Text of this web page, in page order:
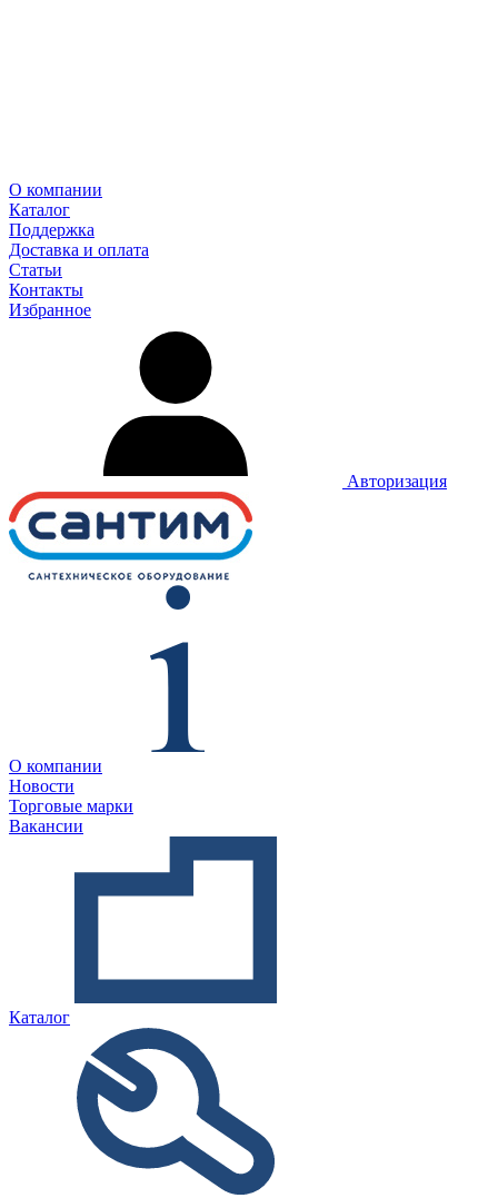
О компании
Каталог
Поддержка
Доставка и оплата
Статьи
Контакты
Избранное
Авторизация
О компании
Новости
Торговые марки
Вакансии
Каталог